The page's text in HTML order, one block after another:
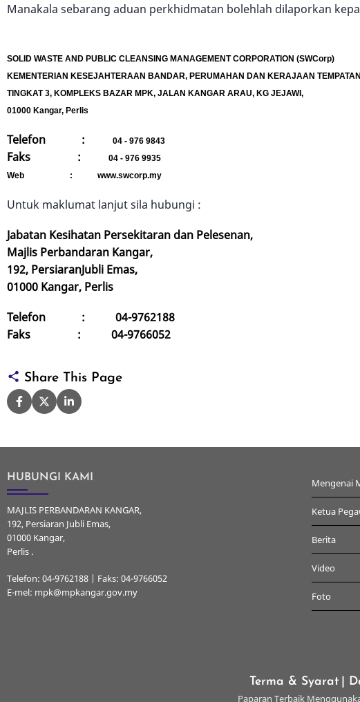
Manakala sebarang aduan perkhidmatan bolehlah dilaporkan
SOLID WASTE AND PUBLIC CLEANSING MANAGEMENT CORPORATION (SWCorp)
KEMENTERIAN KESEJAHTERAAN BANDAR, PERUMAHAN DAN KERAJAAN
TINGKAT 3, KOMPLEKS BAZAR MPK, JALAN KANGAR ARAU, KG JEJAWI,
01000 Kangar, Perlis
Telefon : 04 - 976 9843
Faks :
04 - 976 9935
Web : www.swcorp.my
Untuk maklumat lanjut sila hubungi :
Jabatan Kesihatan Persekitaran dan Pelesenan,
Majlis Perbandaran Kangar,
192, PersiaranJubli Emas,
01000 Kangar, Perlis
Telefon : 04-9762188
Faks : 04-9766052
Share This Page
HUBUNGI KAMI
MAJLIS PERBANDARAN KANGAR,
192, Persiaran Jubli Emas,
01000 Kangar,
Perlis .
Telefon: 04-9762188 | Faks: 04-9766052
E-mel: mpk@mpkangar.gov.my
Mengenai
Ketua
Berita
Video
Foto
Terma & Syarat |
Paparan Terbaik